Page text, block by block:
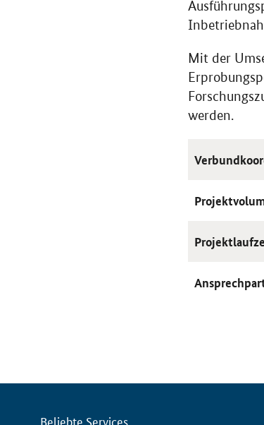
Mit der
werden.
Beliebte Services